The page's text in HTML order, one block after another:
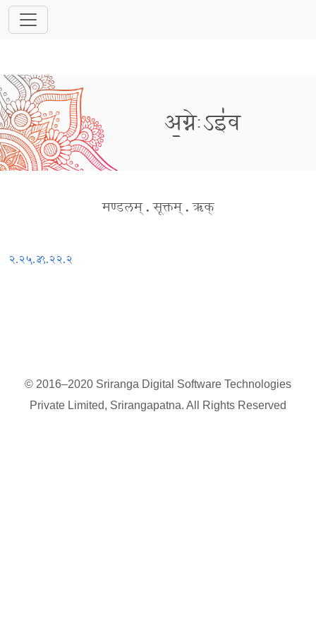
अ॒ग्नेःऽइ॑व
मण्डलम् . सूक्तम् . ऋक्
२.२५.३९.२२.२
© 2016–2020 Sriranga Digital Software Technologies
Private Limited, Srirangapatna. All Rights Reserved